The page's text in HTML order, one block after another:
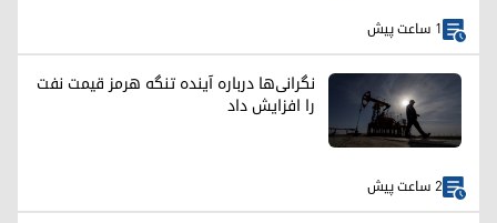
1 ساعت پیش
نگرانی‌ها درباره آینده تنگه هرمز قیمت نفت
را افزایش داد
2 ساعت پیش